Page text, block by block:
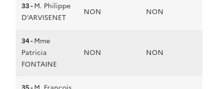
33 -M. Philippe
D'ARVISENET
NON NON
34 -Mme
Patricia
FONTAINE
NON NON